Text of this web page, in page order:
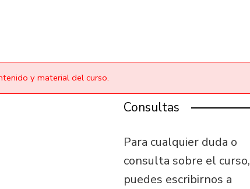
y material del curso.
Consultas
Para cualquier duda o
consulta sobre el curso,
puedes escribirnos a